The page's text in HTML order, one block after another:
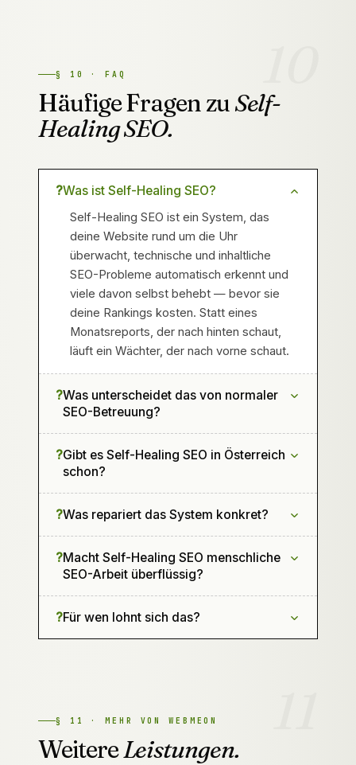
§ 10 ·FAQ
Häufige Fragen zuSelf-
Healing SEO.
?Was ist Self-Healing SEO?
Self-Healing SEO ist ein System, das
deine Website rund um die Uhr
überwacht, technische und inhaltliche
SEO-Probleme automatisch erkennt und
viele davon selbst behebt — bevor sie
deine Rankings kosten. Statt eines
Monatsreports, der nach hinten schaut,
läuft ein Wächter, der nach vorne schaut.
?Was unterscheidet das von normaler
SEO-Betreuung?
?Gibt es Self-Healing SEO in Österreich
schon?
?Was repariert das System konkret?
?Macht Self-Healing SEO menschliche
SEO-Arbeit überflüssig?
?Für wen lohnt sich das?
§ 11 · MEHR VON WEBMEON
WeitereLeistungen.